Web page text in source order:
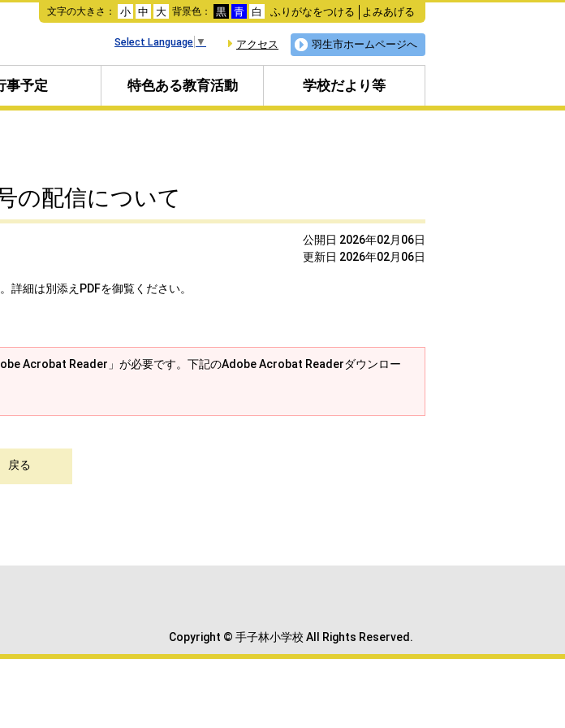
本
文
文字の大きさ： 小 中 大 背景色： 黒 青 白 ふりがなをつける よみあげる
羽生市ホームページへ
アクセス
Select Language ▼
事予定 特色ある教育活動 学校だより等
の配信について
公開日 2026年02月06日
更新日 2026年02月06日
細は別添えPDFを御覧ください。
Acrobat Reader」が必要です。下記のAdobe Acrobat Readerダウンロー
戻る
Copyright © 手子林小学校 All Rights Reserved.